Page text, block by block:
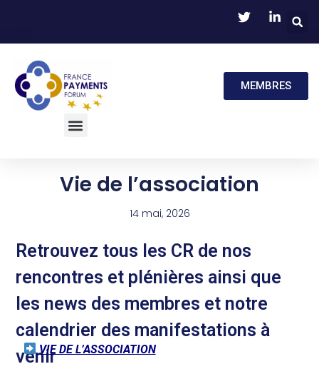
MEMBRES
Vie de l’association
14 mai, 2026
Retrouvez tous les CR de nos
rencontres et plénières ainsi que
les news des membres et notre
calendrier des manifestations à
venirVIE DE L’ASSOCIATION